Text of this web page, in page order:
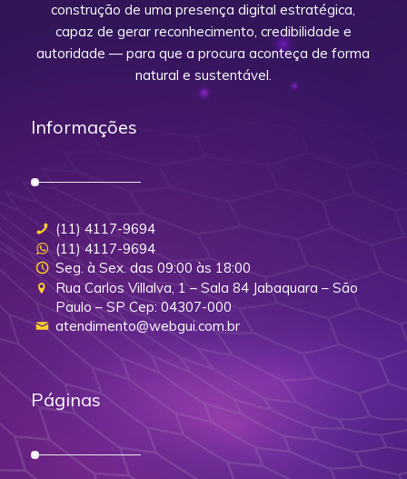
construção de uma presença digital estratégica,
capaz de gerar reconhecimento, credibilidade e
autoridade — para que a procura aconteça de forma
natural e sustentável.
Informações
(11) 4117-9694
(11) 4117-9694
Seg. à Sex. das 09:00 às 18:00
Rua Carlos Villalva, 1 – Sala 84 Jabaquara – São
Paulo – SP Cep: 04307-000
atendimento@webgui.com.br
Páginas